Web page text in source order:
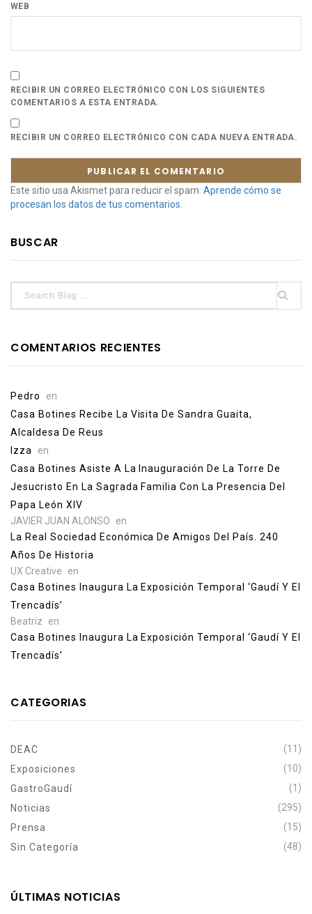
WEB
RECIBIR UN CORREO ELECTRÓNICO CON LOS SIGUIENTES
COMENTARIOS A ESTA ENTRADA.
RECIBIR UN CORREO ELECTRÓNICO CON CADA NUEVA ENTRADA.
Este sitio usa Akismet para reducir el spam. Aprende cómo se
procesan los datos de tus comentarios.
BUSCAR
COMENTARIOS RECIENTES
Pedro
en
Casa Botines Recibe La Visita De Sandra Guaita,
Alcaldesa De Reus
Izza
en
Casa Botines Asiste A La Inauguración De La Torre De
Jesucristo En La Sagrada Familia Con La Presencia Del
Papa León XIV
JAVIER JUAN ALONSO
en
La Real Sociedad Económica De Amigos Del País. 240
Años De Historia
UX Creative
en
Casa Botines Inaugura La Exposición Temporal ‘Gaudí Y El
Trencadís’
Beatriz
en
Casa Botines Inaugura La Exposición Temporal ‘Gaudí Y El
Trencadís’
CATEGORIAS
DEAC
(11)
Exposiciones
(10)
GastroGaudí
(1)
Noticias
(295)
Prensa
(15)
Sin Categoría
(48)
ÚLTIMAS NOTICIAS